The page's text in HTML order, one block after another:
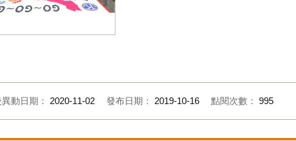
動日期： 2020-11-02 發布日期： 2019-10-16 點閱次數： 995